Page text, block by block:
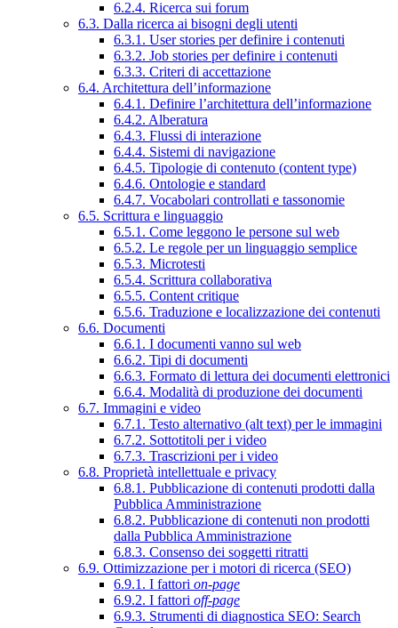
6.2.4. Ricerca sui forum
6.3. Dalla ricerca ai bisogni degli utenti
6.3.1. User stories per definire i contenuti
6.3.2. Job stories per definire i contenuti
6.3.3. Criteri di accettazione
6.4. Architettura dell’informazione
6.4.1. Definire l’architettura dell’informazione
6.4.2. Alberatura
6.4.3. Flussi di interazione
6.4.4. Sistemi di navigazione
6.4.5. Tipologie di contenuto (content type)
6.4.6. Ontologie e standard
6.4.7. Vocabolari controllati e tassonomie
6.5. Scrittura e linguaggio
6.5.1. Come leggono le persone sul web
6.5.2. Le regole per un linguaggio semplice
6.5.3. Microtesti
6.5.4. Scrittura collaborativa
6.5.5. Content critique
6.5.6. Traduzione e localizzazione dei contenuti
6.6. Documenti
6.6.1. I documenti vanno sul web
6.6.2. Tipi di documenti
6.6.3. Formato di lettura dei documenti elettronici
6.6.4. Modalità di produzione dei documenti
6.7. Immagini e video
6.7.1. Testo alternativo (alt text) per le immagini
6.7.2. Sottotitoli per i video
6.7.3. Trascrizioni per i video
6.8. Proprietà intellettuale e privacy
6.8.1. Pubblicazione di contenuti prodotti dalla
Pubblica Amministrazione
6.8.2. Pubblicazione di contenuti non prodotti
dalla Pubblica Amministrazione
6.8.3. Consenso dei soggetti ritratti
6.9. Ottimizzazione per i motori di ricerca (SEO)
6.9.1. I fattori on-page
6.9.2. I fattori off-page
6.9.3. Strumenti di diagnostica SEO: Search